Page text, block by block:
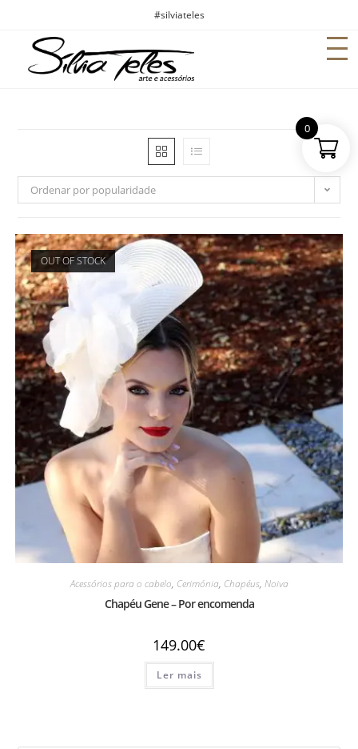
#silviateles
Ordenar por popularidade
OUT OF STOCK
Acessórios para o cabelo, Cerimónia, Chapéus, Noiva
Chapéu Gene – Por encomenda
149.00€
Ler mais
0